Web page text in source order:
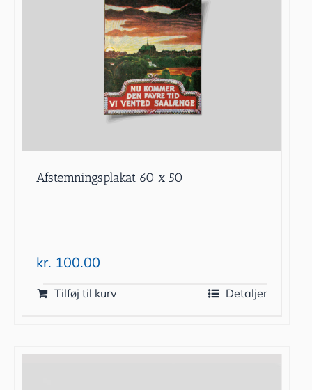
Afstemningsplakat 60 x 50
kr. 100.00
Tilføj til kurv Detaljer